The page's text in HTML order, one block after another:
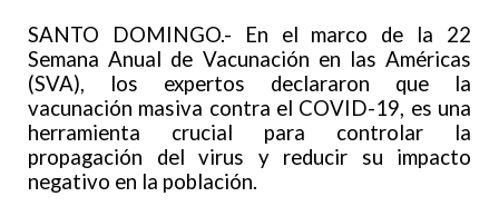
SANTO DOMINGO.- En el marco de la 22
Semana Anual de Vacunación en las Américas
(SVA), los expertos declararon que la
vacunación masiva contra el COVID-19, es una
herramienta crucial para controlar la
propagación del virus y reducir su impacto
negativo en la población.